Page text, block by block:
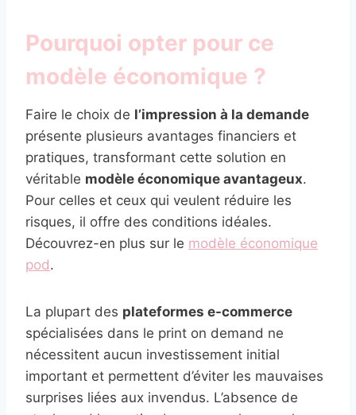
Pourquoi opter pour ce
modèle économique ?
Faire le choix de l’impression à la demande
présente plusieurs avantages financiers et
pratiques, transformant cette solution en
véritable modèle économique avantageux.
Pour celles et ceux qui veulent réduire les
risques, il offre des conditions idéales.
Découvrez-en plus sur le modèle économique
pod.
La plupart des plateformes e-commerce
spécialisées dans le print on demand ne
nécessitent aucun investissement initial
important et permettent d’éviter les mauvaises
surprises liées aux invendus. L’absence de